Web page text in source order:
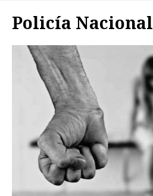
Policía Nacional